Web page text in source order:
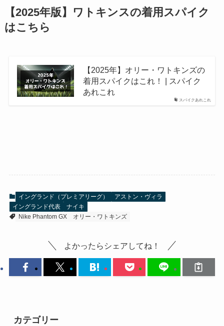
【2025年版】ワトキンスの着用スパイク
はこちら
スパイクあれこれ
【2025年】オリー・ワトキンズの
着用スパイクはこれ！ | スパイク
あれこれ
イングランド（プレミアリーグ）
アストン・ヴィラ
イングランド代表
ナイキ
Nike Phantom GX
オリー・ワトキンズ
よかったらシェアしてね！
カテゴリー